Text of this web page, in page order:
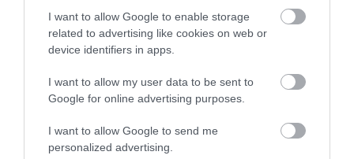
I want to allow Google to enable storage
related to advertising like cookies on web or
device identifiers in apps.
I want to allow my user data to be sent to
Google for online advertising purposes.
I want to allow Google to send me
personalized advertising.
MEGINT FINOMAN JELEZTE:
KORAI MÉG MINDENTUDÓNAK
HINNI MAGUNKAT
2026-07-30
MACSKA LELETE – AZTÁN
VALAKI VÉGRE RÁNÉZETT
2026-07-28